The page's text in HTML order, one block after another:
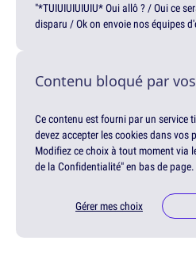
"*TUIUIUIUIUIU* Oui allô ? / Oui ce
disparu / Ok on envoie nos équipes
Contenu bloqué par
Ce contenu est fourni par un service
devez accepter les cookies dans vos
Modifiez ce choix à tout moment via
de la Confidentialité" en bas de page.
Gérer mes choix